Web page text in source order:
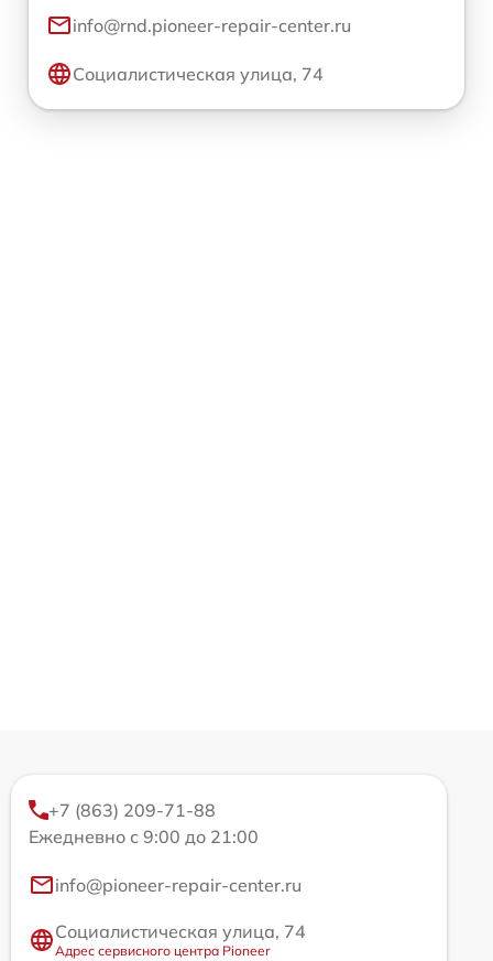
info@rnd.pioneer-repair-center.ru
Социалистическая улица, 74
+7 (863) 209-71-88
Ежедневно с 9:00 до 21:00
info@pioneer-repair-center.ru
Социалистическая улица, 74
Адрес сервисного центра Pioneer